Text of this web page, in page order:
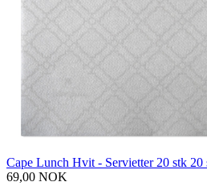
Cape Lunch Hvit - Servietter 20 stk
69,00 NOK